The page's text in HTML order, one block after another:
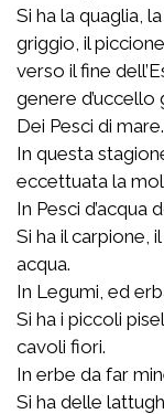
Si ha la quaglia,
griggio, il
verso il fine
genere d’uccello
Dei Pesci di mare.
In questa
eccettuata la
In Pesci d’acqua
Si ha il carpione,
acqua.
In Legumi, ed
Si ha i piccoli
cavoli fiori.
In erbe da far
Si ha delle